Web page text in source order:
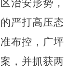
治安形势，
严打高压态
布控，广坪
，并抓获两